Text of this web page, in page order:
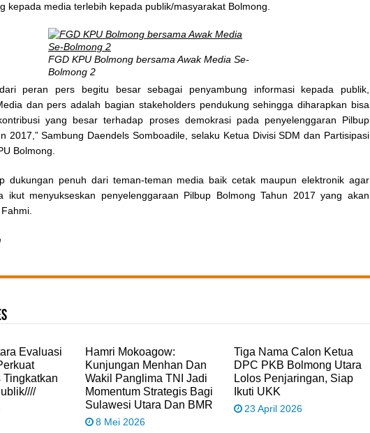
kepada media terlebih kepada publik/masyarakat Bolmong.
FGD KPU Bolmong bersama Awak Media Se-
Bolmong 2
peran pers begitu besar sebagai penyambung informasi kepada publik,
dan pers adalah bagian stakeholders pendukung sehingga diharapkan bisa
yang besar terhadap proses demokrasi pada penyelenggaran Pilbup
2017,” Sambung Daendels Somboadile, selaku Ketua Divisi SDM dan Partisipasi
Bolmong.
dukungan penuh dari teman-teman media baik cetak maupun elektronik agar
ikut menyukseskan penyelenggaraan Pilbup Bolmong Tahun 2017 yang akan
Evaluasi
Hamri Mokoagow:
Kunjungan Menhan Dan
Wakil Panglima TNI Jadi
Momentum Strategis Bagi
Sulawesi Utara Dan BMR
8 Mei 2026
Tiga Nama Calon Ketua
DPC PKB Bolmong Utara
Lolos Penjaringan, Siap
Ikuti UKK
23 April 2026